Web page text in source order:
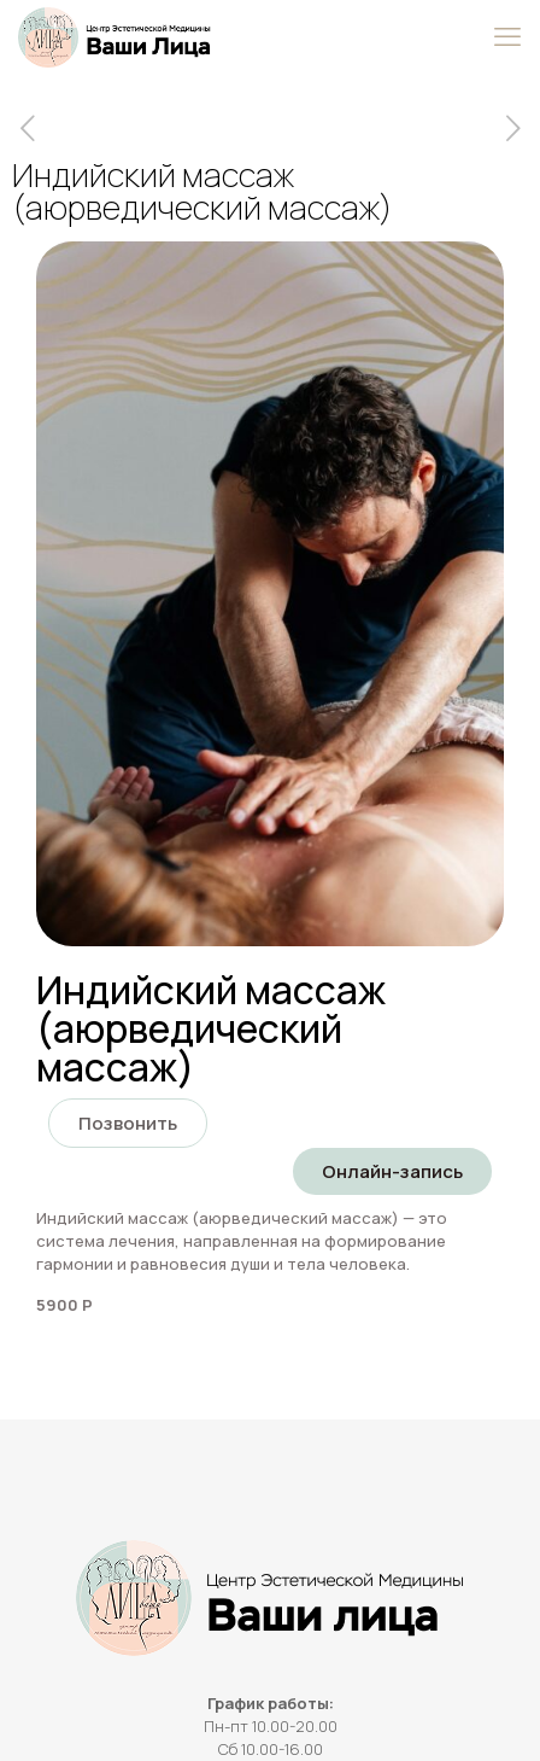
Индийский массаж
(аюрведический массаж)
Индийский массаж
(аюрведический
массаж)
Позвонить
Онлайн-запись
Индийский массаж (аюрведический массаж) — это
система лечения, направленная на формирование
гармонии и равновесия души и тела человека.
5900 Р
График работы:
Пн-пт 10.00-20.00
Сб 10.00-16.00